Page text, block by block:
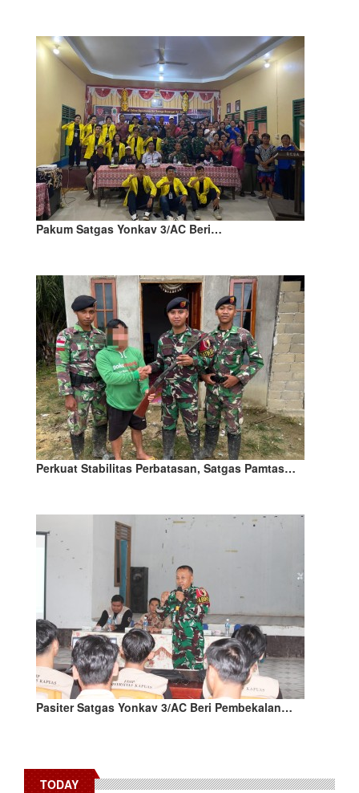
Pakum Satgas Yonkav 3/AC Beri…
Perkuat Stabilitas Perbatasan, Satgas Pamtas…
Pasiter Satgas Yonkav 3/AC Beri Pembekalan…
TODAY